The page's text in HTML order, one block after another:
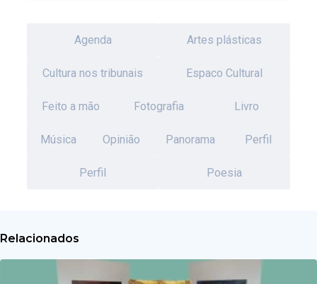
Agenda Artes plásticas
Cultura nos tribunais Espaco Cultural
Feito a mão Fotografia Livro
Música Opinião Panorama Perfil
Perfil Poesia
Relacionados